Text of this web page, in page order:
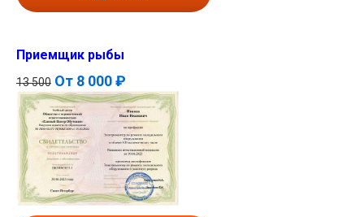
Приемщик рыбы
13 500 От 8 000 ₽